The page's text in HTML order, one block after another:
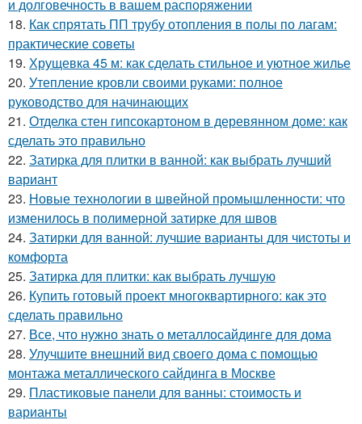
и долговечность в вашем распоряжении
18. Как спрятать ПП трубу отопления в полы по лагам:
практические советы
19. Хрущевка 45 м: как сделать стильное и уютное жилье
20. Утепление кровли своими руками: полное
руководство для начинающих
21. Отделка стен гипсокартоном в деревянном доме: как
сделать это правильно
22. Затирка для плитки в ванной: как выбрать лучший
вариант
23. Новые технологии в швейной промышленности: что
изменилось в полимерной затирке для швов
24. Затирки для ванной: лучшие варианты для чистоты и
комфорта
25. Затирка для плитки: как выбрать лучшую
26. Купить готовый проект многоквартирного: как это
сделать правильно
27. Все, что нужно знать о металлосайдинге для дома
28. Улучшите внешний вид своего дома с помощью
монтажа металлического сайдинга в Москве
29. Пластиковые панели для ванны: стоимость и
варианты